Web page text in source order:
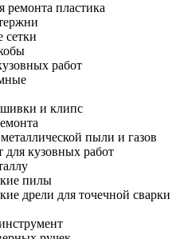
ремонта пластика
работ
и клипс
пыли и газов
кузовных работ
пилы
дрели для точечной сварки